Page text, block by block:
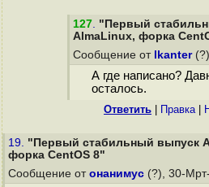
127. "Первый
AlmaLinux, форка
Сообщение от lkanter
А где написано?
осталось.
Ответить Правка|
19. "Первый стабильный выпуск
форка CentOS 8"
Сообщение от онанимус (?), 30-